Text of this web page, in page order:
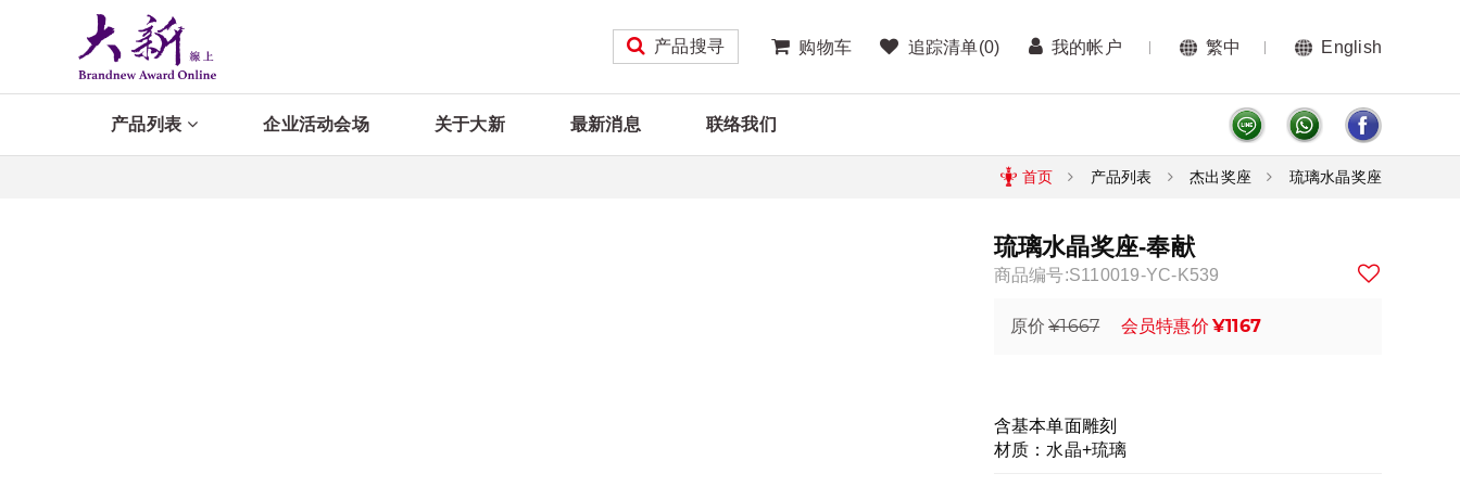
产品搜寻 购物车 追踪清单(0) 我的帐户 繁中 English
产品列表 企业活动会场 关于大新 最新消息 联络我们
首页 产品列表 杰出奖座 琉璃水晶奖座
琉璃水晶奖座-奉献
商品编号:S110019-YC-K539
原价 ¥1667 会员特惠价 ¥1167
含基本单面雕刻
材质：水晶+琉璃